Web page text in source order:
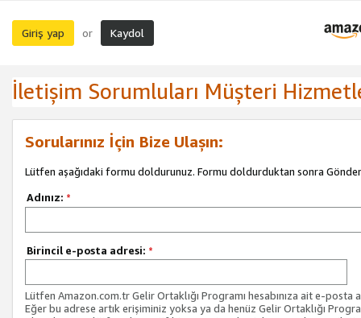
Giriş yap or Kaydol
İletişim Sorumluları Müşteri
Sorularınız İçin Bize Ulaşın:
Lütfen aşağıdaki formu doldurunuz. Formu doldurduktan sonra Gönder
Adınız: *
Birincil e-posta adresi: *
Lütfen Amazon.com.tr Gelir Ortaklığı Programı hesabınıza ait e-posta
Eğer bu adrese artık erişiminiz yoksa ya da henüz Gelir Ortaklığı